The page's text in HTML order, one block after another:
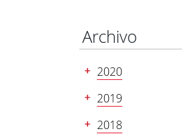
Archivo
2020
2019
2018